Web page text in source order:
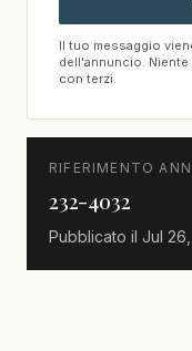
Il tuo messaggio
dell'annuncio.
con terzi.
RIFERIMENTO
232-4032
Pubblicato il Jul